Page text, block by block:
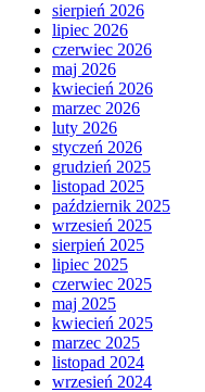
sierpień 2026
lipiec 2026
czerwiec 2026
maj 2026
kwiecień 2026
marzec 2026
luty 2026
styczeń 2026
grudzień 2025
listopad 2025
październik 2025
wrzesień 2025
sierpień 2025
lipiec 2025
czerwiec 2025
maj 2025
kwiecień 2025
marzec 2025
listopad 2024
wrzesień 2024